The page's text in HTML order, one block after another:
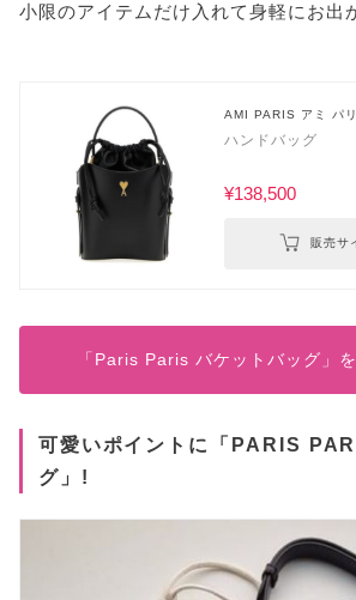
小限のアイテムだけ入れて身軽にお出
AMI PARIS アミ パ
ハンドバッグ
¥138,500
販売サ
「Paris Paris バケットバッグ」
可愛いポイントに「PARIS
グ」!